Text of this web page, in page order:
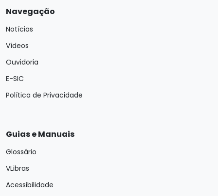
Navegação
Notícias
Vídeos
Ouvidoria
E-SIC
Política de Privacidade
Guias e Manuais
Glossário
VLibras
Acessibilidade